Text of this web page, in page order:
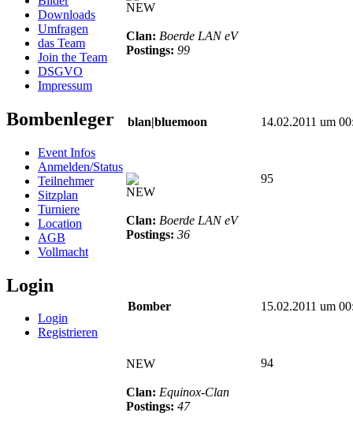
Downloads
Umfragen
das Team
Join the Team
DSGVO
Impressum
Bombenleger
Event Infos
Anmelden/Status
Teilnehmer
Sitzplan
Turniere
Location
AGB
Vollmacht
Login
Login
Registrieren
NEW
Clan: Boerde LAN eV
Postings: 99
blan|bluemoon 14.02.2011 um
NEW
Clan: Boerde LAN eV
Postings: 36
95
Bomber 15.02.2011 um
NEW
Clan: Equinox-Clan
Postings: 47
94